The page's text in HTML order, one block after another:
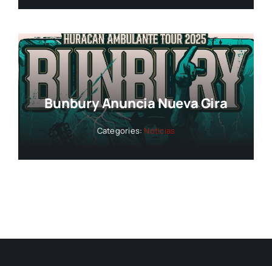
Bunbury Anuncia Nueva Gira
Categories: Noticias